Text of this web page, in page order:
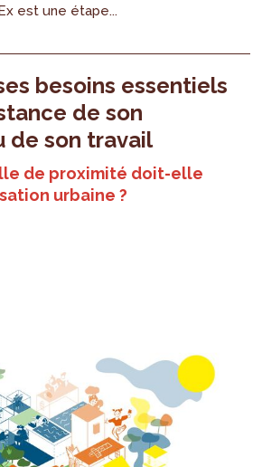
est une étape...
besoins essentiels
de son
de son travail
de proximité doit-elle
urbaine ?